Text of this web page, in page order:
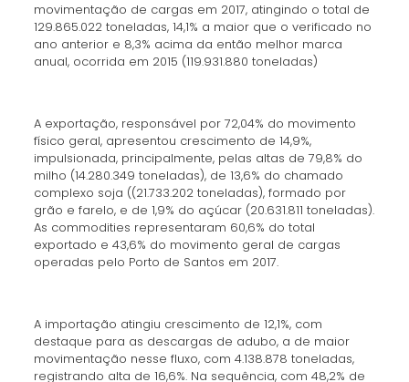
movimentação de cargas em 2017, atingindo o total de
129.865.022 toneladas, 14,1% a maior que o verificado no
ano anterior e 8,3% acima da então melhor marca
anual, ocorrida em 2015 (119.931.880 toneladas)
A exportação, responsável por 72,04% do movimento
físico geral, apresentou crescimento de 14,9%,
impulsionada, principalmente, pelas altas de 79,8% do
milho (14.280.349 toneladas), de 13,6% do chamado
complexo soja ((21.733.202 toneladas), formado por
grão e farelo, e de 1,9% do açúcar (20.631.811 toneladas).
As commodities representaram 60,6% do total
exportado e 43,6% do movimento geral de cargas
operadas pelo Porto de Santos em 2017.
A importação atingiu crescimento de 12,1%, com
destaque para as descargas de adubo, a de maior
movimentação nesse fluxo, com 4.138.878 toneladas,
registrando alta de 16,6%. Na sequência, com 48,2% de